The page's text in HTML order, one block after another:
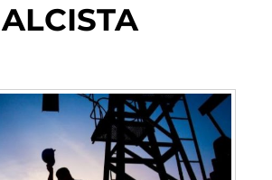
ALCISTA